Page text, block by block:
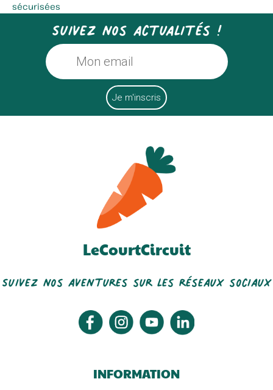
sécurisées
Suivez nos actualités !
LeCourtCircuit
Suivez nos aventures sur les réseaux sociaux
INFORMATION